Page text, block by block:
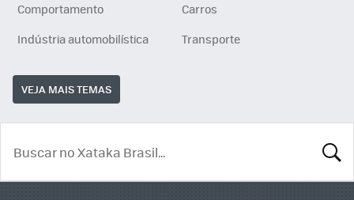
Comportamento
Carros
Indústria automobilística
Transporte
VEJA MAIS TEMAS